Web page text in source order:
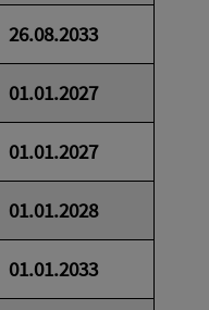
26.08.2033
01.01.2027
01.01.2027
01.01.2028
01.01.2033